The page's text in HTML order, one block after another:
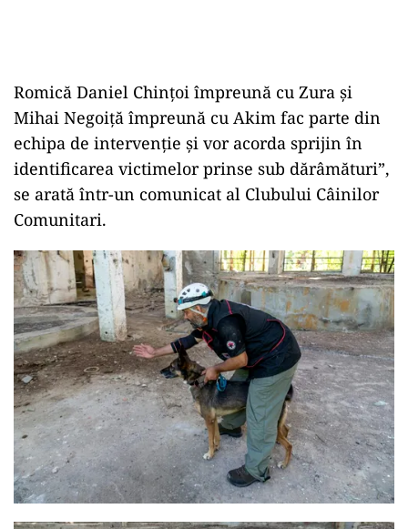
Romică Daniel Chințoi împreună cu Zura și
Mihai Negoiță împreună cu Akim fac parte din
echipa de intervenție și vor acorda sprijin în
identificarea victimelor prinse sub dărâmături”,
se arată într-un comunicat al Clubului Câinilor
Comunitari.